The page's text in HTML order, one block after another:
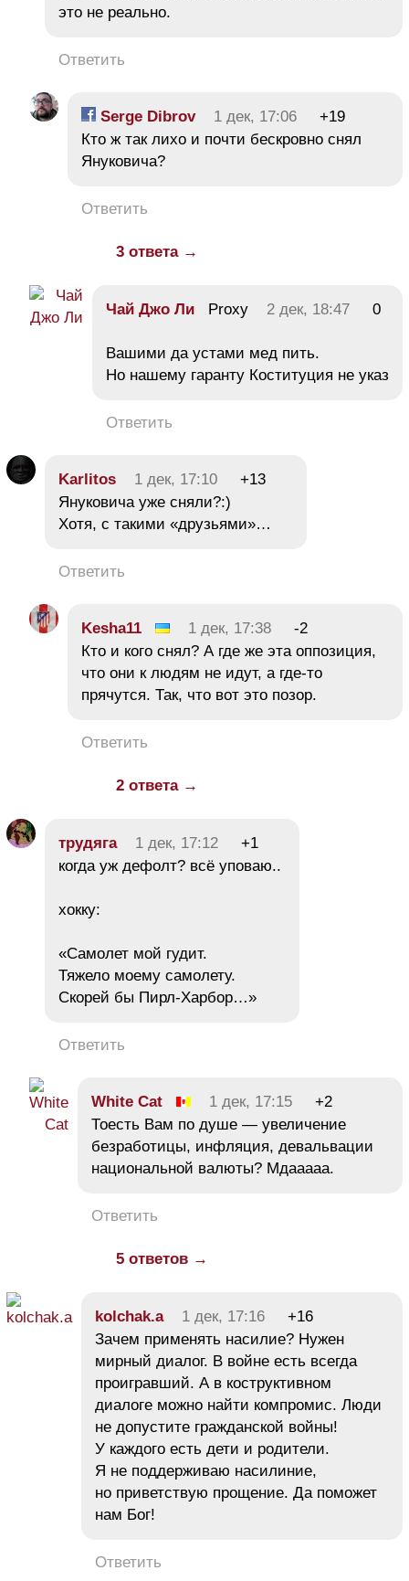
это не реально.
Ответить
Serge Dibrov 1 дек, 17:06
+19
Кто ж так лихо и почти бескровно снял
Януковича?
Ответить
3 ответа →
Чай Джо Ли Proxy 2 дек, 18:47 0
Вашими да устами мед пить.
Но нашему гаранту Коституция не указ
Ответить
Karlitos 1 дек, 17:10
+13
Януковича уже сняли?:)
Хотя, с такими «друзьями»…
Ответить
Kesha11 1 дек, 17:38
-2
Кто и кого снял? А где же эта оппозиция,
что они к людям не идут, а где-то
прячутся. Так, что вот это позор.
Ответить
2 ответа →
трудяга 1 дек, 17:12
+1
когда уж дефолт? всё уповаю..
хокку:
«Самолет мой гудит.
Тяжело моему самолету.
Скорей бы Пирл-Харбор…»
Ответить
White Cat 1 дек, 17:15
+2
Тоесть Вам по душе — увеличение
безработицы, инфляция, девальвации
национальной валюты? Мдааааа.
Ответить
5 ответов →
kolchak.a 1 дек, 17:16
+16
Зачем применять насилие? Нужен
мирный диалог. В войне есть всегда
проигравший. А в коструктивном
диалоге можно найти компромис. Люди
не допустите гражданской войны!
У каждого есть дети и родители.
Я не поддерживаю насилиние,
но приветствую прощение. Да поможет
нам Бог!
Ответить